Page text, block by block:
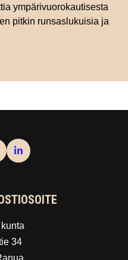
ympärivuorokautisesta
pitkin runsaslukuisia ja
34